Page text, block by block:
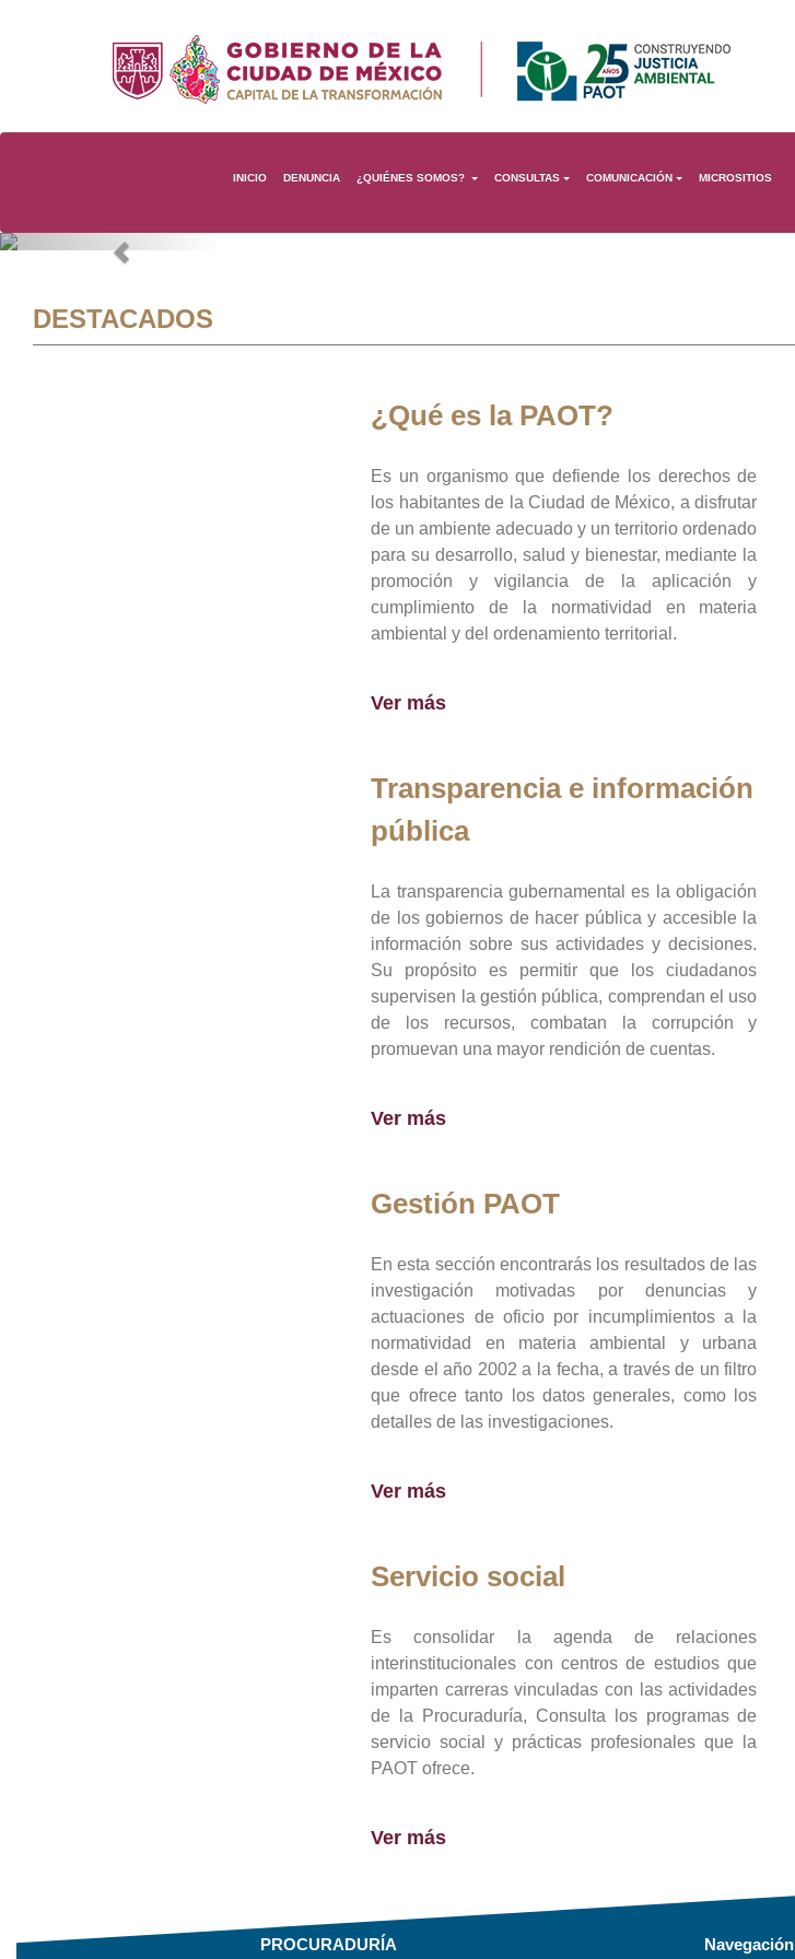
INICIO DENUNCIA ¿QUIÉNES SOMOS? CONSULTAS COMUNICACIÓN MICROSITIOS
Previous
DESTACADOS
¿Qué es la PAOT?
Es un organismo que defiende los derechos de
los habitantes de la Ciudad de México, a disfrutar
de un ambiente adecuado y un territorio ordenado
para su desarrollo, salud y bienestar, mediante la
promoción y vigilancia de la aplicación y
cumplimiento de la normatividad en materia
ambiental y del ordenamiento territorial.
Ver más
Transparencia e información
pública
La transparencia gubernamental es la obligación
de los gobiernos de hacer pública y accesible la
información sobre sus actividades y decisiones.
Su propósito es permitir que los ciudadanos
supervisen la gestión pública, comprendan el uso
de los recursos, combatan la corrupción y
promuevan una mayor rendición de cuentas.
Ver más
Gestión PAOT
En esta sección encontrarás los resultados de las
investigación motivadas por denuncias y
actuaciones de oficio por incumplimientos a la
normatividad en materia ambiental y urbana
desde el año 2002 a la fecha, a través de un filtro
que ofrece tanto los datos generales, como los
detalles de las investigaciones.
Ver más
Servicio social
Es consolidar la agenda de relaciones
interinstitucionales con centros de estudios que
imparten carreras vinculadas con las actividades
de la Procuraduría, Consulta los programas de
servicio social y prácticas profesionales que la
PAOT ofrece.
Ver más
PROCURADURÍA Navegación